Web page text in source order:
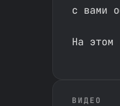
с вами
На этом
ВИДЕО